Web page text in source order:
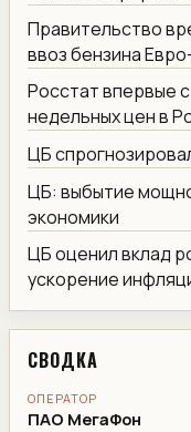
Правительство
ввоз бензина
Росстат впервые
недельных цен в
ЦБ
ЦБ: выбытие
экономики
ЦБ оценил вклад
ускорение
СВОДКА
ОПЕРАТОР
ПАО МегаФон